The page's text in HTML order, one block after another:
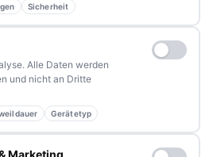
Sicherheit
Alle Daten werden
und nicht an Dritte
Gerätetyp
Marketing